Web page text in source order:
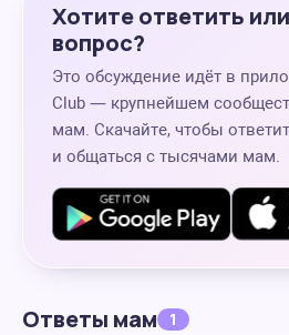
Хотите ответить
вопрос?
Это обсуждение идёт в
Club — крупнейшем
мам. Скачайте, чтобы
и общаться с тысячами мам.
Ответы мам 1